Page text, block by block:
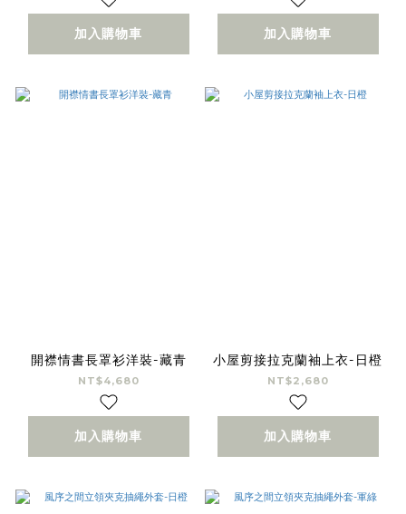
加入購物車 加入購物車
開襟情書長罩衫洋裝-藏青
NT$4,680
加入購物車
小屋剪接拉克蘭袖上衣-日橙
NT$2,680
加入購物車